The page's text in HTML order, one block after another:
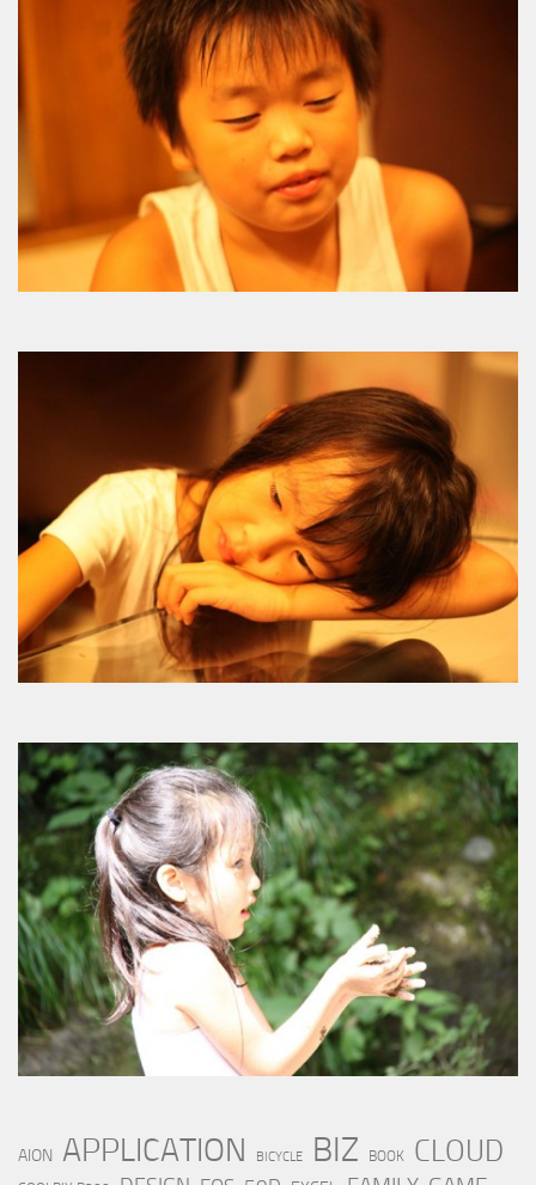
AION APPLICATION BICYCLE BIZ BOOK CLOUD